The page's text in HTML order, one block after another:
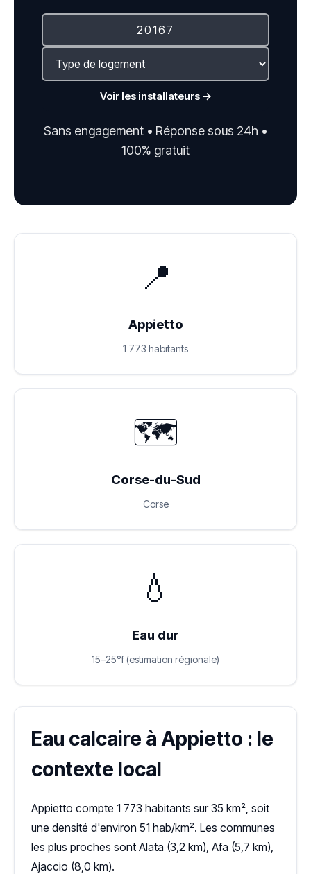
Voir les installateurs →
Sans engagement • Réponse sous 24h •
100% gratuit
📍
Appietto
1 773 habitants
🗺️
Corse-du-Sud
Corse
💧
Eau dur
15–25°f (estimation régionale)
Eau calcaire à Appietto : le
contexte local
Appietto compte 1 773 habitants sur 35 km², soit
une densité d'environ 51 hab/km². Les communes
les plus proches sont Alata (3,2 km), Afa (5,7 km),
Ajaccio (8,0 km).